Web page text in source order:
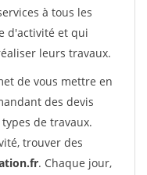
à tous les
d'activité et qui
leurs travaux.
de vous mettre en
des devis
de travaux.
trouver des
. Chaque jour,